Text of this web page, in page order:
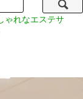
ゃれなエステサ